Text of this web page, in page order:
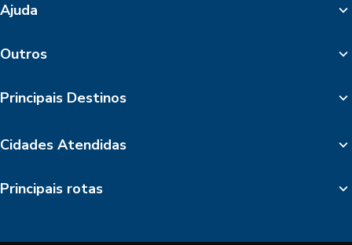
Ajuda
Outros
Principais Destinos
Cidades Atendidas
Principais rotas